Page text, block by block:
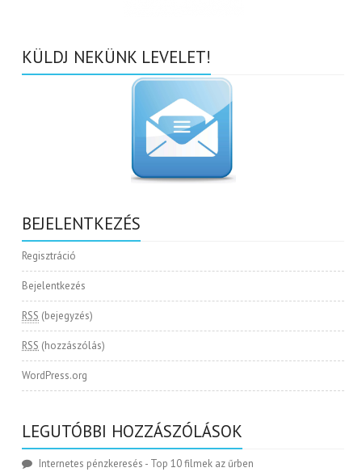
KÜLDJ NEKÜNK LEVELET!
BEJELENTKEZÉS
Regisztráció
Bejelentkezés
RSS (bejegyzés)
RSS (hozzászólás)
WordPress.org
LEGUTÓBBI HOZZÁSZÓLÁSOK
Internetes pénzkeresés - Top 10 filmek az űrben